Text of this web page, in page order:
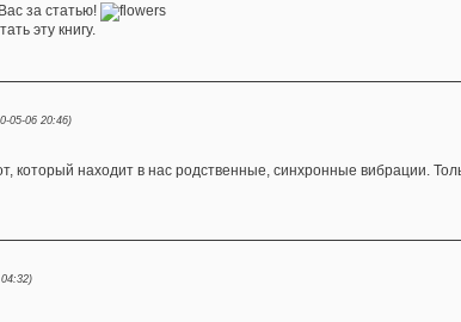
за статью!
эту книгу.
05-06 20:46)
который находит в нас родственные, синхронные вибрации.